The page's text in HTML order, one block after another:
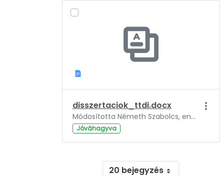
disszertaciok_ttdi.docx
Módosította Németh Szabolcs, ennyi ideje: 3 év.
Jóváhagyva
20 bejegyzés